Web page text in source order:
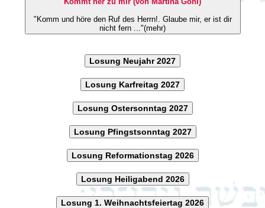
"Komm und höre den Ruf des Herrn!. Glaube mir, er ist dir
nicht fern ..."(mehr)
Losung Neujahr 2027
Losung Karfreitag 2027
Losung Ostersonntag 2027
Losung Pfingstsonntag 2027
Losung Reformationstag 2026
Losung Heiligabend 2026
Losung 1. Weihnachtsfeiertag 2026